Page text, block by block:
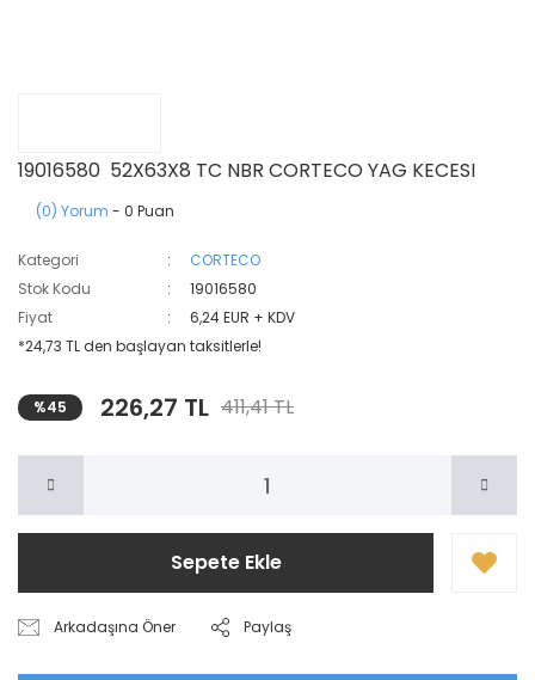
19016580 52X63X8 TC NBR CORTECO YAG KECESI
(0) Yorum - 0 Puan
Kategori
CORTECO
Stok Kodu
19016580
Fiyat
6,24 EUR + KDV
*24,73 TL den başlayan taksitlerle!
%45 226,27 TL 411,41 TL
Sepete Ekle
Arkadaşına Öner Paylaş